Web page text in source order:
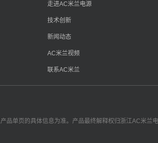
走进AC米兰电源
技术创新
新闻动态
AC米兰视频
联系AC米兰
单页的具体信息为准。产品最终解释权归浙江AC米兰